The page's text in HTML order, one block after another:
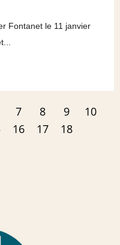
Fontanet le 11 janvier
7 8 9
10
16 17 18